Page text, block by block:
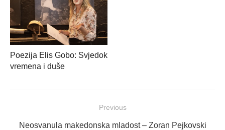
Poezija Elis Gobo: Svjedok
vremena i duše
objava
Previous
Previous
Neosvanula makedonska mladost – Zoran Pejkovski